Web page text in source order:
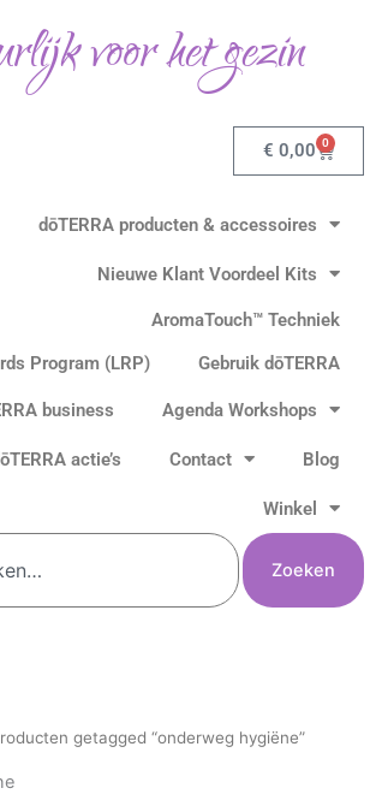
voor het gezin
€ 0,00 0
dōTERRA producten & accessoires
Nieuwe Klant Voordeel Kits
AromaTouch™ Techniek
Program (LRP)
Gebruik dōTERRA
business Agenda Workshops
actie’s Contact Blog
Winkel
Zoeken
getagged “onderweg hygiëne”